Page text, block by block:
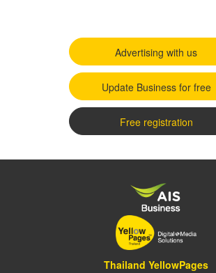
Advertising with us
Update Business for free
Free registration
Thailand YellowPages